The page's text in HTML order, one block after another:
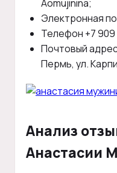
Aomujinina;
Электронная
Телефон +7 909
Почтовый
Пермь, ул.
Анализ
Анастасии